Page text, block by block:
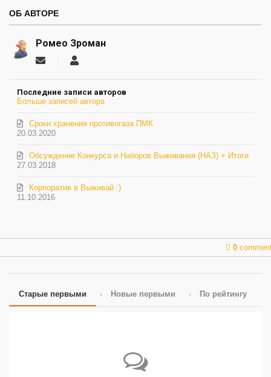
ОБ АВТОРЕ
Ромео Зроман
Подписаться
автора
Последние записи авторов
Больше записей автора
20.03.2020
Сроки хранения противогаза ПМК
27.03.2018
Обсуждение Конкурса и Наборов Выживания (НАЗ) + Итоги
11.10.2016
Корпоратив в Выживай :)
0
Старые первыми Новые первыми По рейтингу